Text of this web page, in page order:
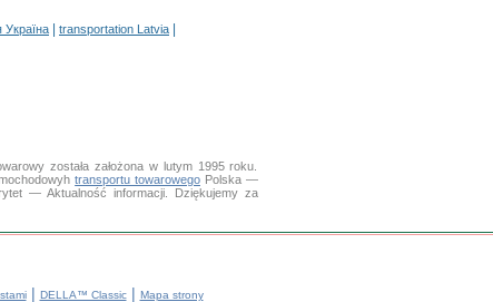
Україна transportation Latvia
została założona w lutym 1995 roku.
transportu towarowegoPolska —
— Aktualność informacji. Dziękujemy za
| DELLA™ Classic| Mapa strony